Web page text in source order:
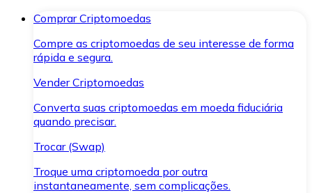
Comprar Criptomoedas
Compre as criptomoedas de seu interesse de forma
rápida e segura.
Vender Criptomoedas
Converta suas criptomoedas em moeda fiduciária
quando precisar.
Trocar (Swap)
Troque uma criptomoeda por outra
instantaneamente, sem complicações.